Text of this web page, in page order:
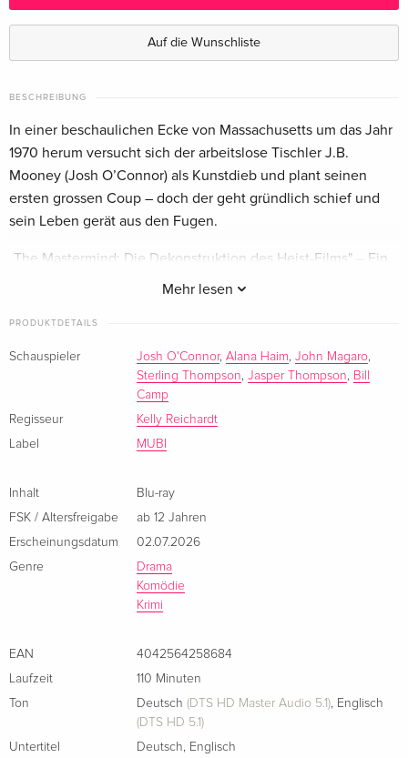
Standard Edition
CHF 27.50
Englisch · UK Version
Englisch · US Version
Standard Edition
Französisch
CHF 27.50
Auf die Wunschliste
BESCHREIBUNG
Mehr lesen
In einer beschaulichen Ecke von Massachusetts um das Jahr
1970 herum versucht sich der arbeitslose Tischler J.B.
Mooney (Josh O’Connor) als Kunstdieb und plant seinen
ersten grossen Coup – doch der geht gründlich schief und
sein Leben gerät aus den Fugen.
„The Mastermind: Die Dekonstruktion des Heist-Films" – Ein
PRODUKTDETAILS
Schauspieler Josh O'Connor, Alana Haim, John Magaro,
Sterling Thompson, Jasper Thompson, Bill
Camp
Regisseur
Kelly Reichardt
Label
MUBI
Inhalt
Blu-ray
FSK / Altersfreigabe
ab 12 Jahren
Erscheinungsdatum
02.07.2026
Genre
Drama
Komödie
Krimi
EAN
4042564258684
Laufzeit
110 Minuten
Ton
Deutsch (DTS HD Master Audio 5.1), Englisch
(DTS HD 5.1)
Untertitel
Deutsch, Englisch